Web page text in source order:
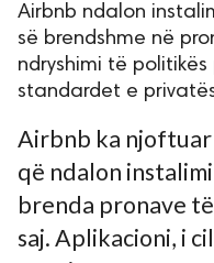
Airbnb ndalon
së brendshme në
ndryshimi të
standardet e
Airbnb ka
që ndalon
brenda pronave
saj. Aplikacioni, i